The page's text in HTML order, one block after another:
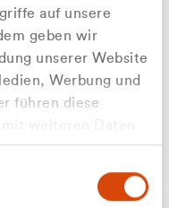
auf unsere
geben wir
unserer Website
Werbung und
führen diese
haben oder